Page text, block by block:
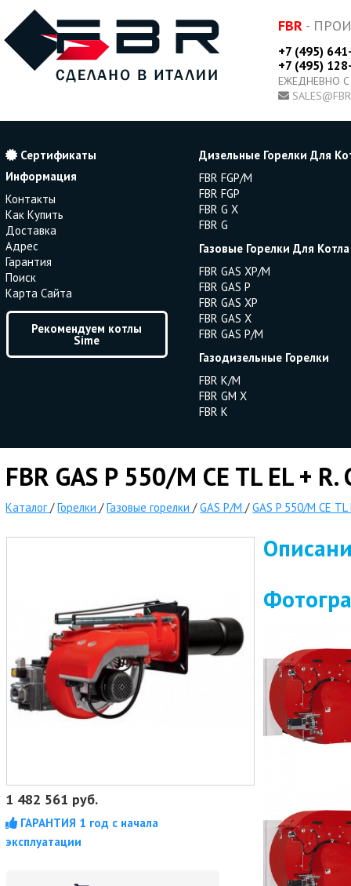
FBR -
+7 (495)
+7 (495)
ЕЖЕДНЕВНО
Сертификаты
Информация
Контакты
Как Купить
Доставка
Адрес
Гарантия
Поиск
Карта Сайта
Рекомендуем котлы
Sime
Дизельные Горелки Для
FBR FGP/M
FBR FGP
FBR G X
FBR G
Газовые Горелки Для Котла
FBR GAS XP/M
FBR GAS P
FBR GAS XP
FBR GAS X
FBR GAS P/M
Газодизельные Горелки
FBR K/M
FBR GM X
FBR K
FBR GAS P 550/M CE TL EL +
Каталог /Горелки /Газовые горелки /GAS P/M /GAS P 550/M CE
1 482 561 руб.
ГАРАНТИЯ 1 год с начала
эксплуатации